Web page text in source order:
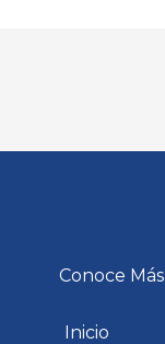
Conoce Más
Inicio